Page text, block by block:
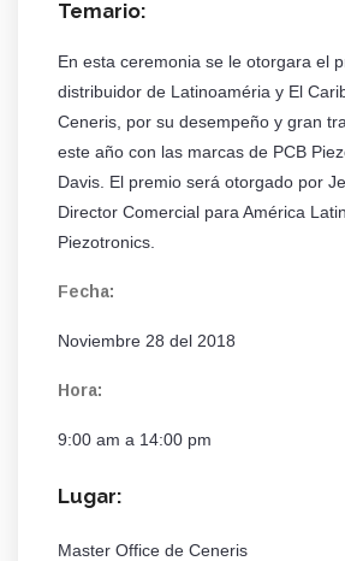
Temario:
En esta ceremonia se le otorgara el
distribuidor de Latinoaméria y El
Ceneris, por su desempeño y gran
este año con las marcas de PCB
Davis. El premio será otorgado por
Director Comercial para América
Piezotronics.
Fecha:
Noviembre 28 del 2018
Hora:
9:00 am a 14:00 pm
Lugar:
Master Office de Ceneris